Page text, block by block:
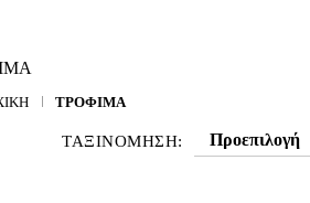
ΤΡΟΦΙΜΑ
ΤΑΞΙΝΌΜΗΣΗ: